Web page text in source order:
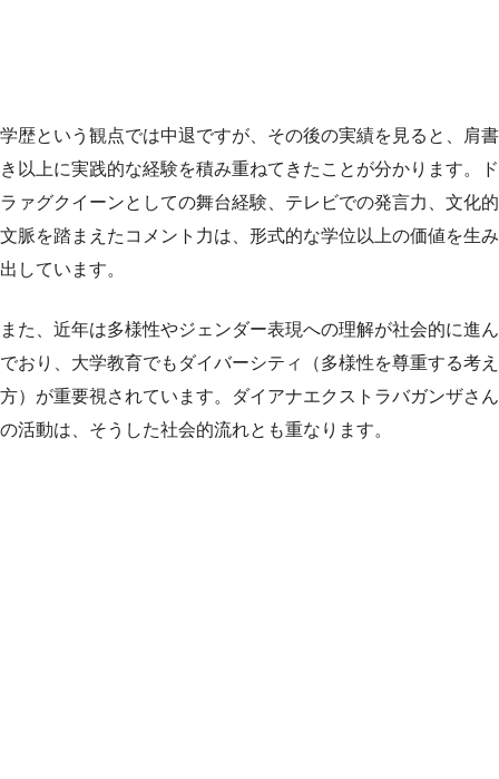
学歴という観点では中退ですが、その後の実績を見ると、肩書
き以上に実践的な経験を積み重ねてきたことが分かります。ド
ラァグクイーンとしての舞台経験、テレビでの発言力、文化的
文脈を踏まえたコメント力は、形式的な学位以上の価値を生み
出しています。
また、近年は多様性やジェンダー表現への理解が社会的に進ん
でおり、大学教育でもダイバーシティ（多様性を尊重する考え
方）が重要視されています。ダイアナエクストラバガンザさん
の活動は、そうした社会的流れとも重なります。